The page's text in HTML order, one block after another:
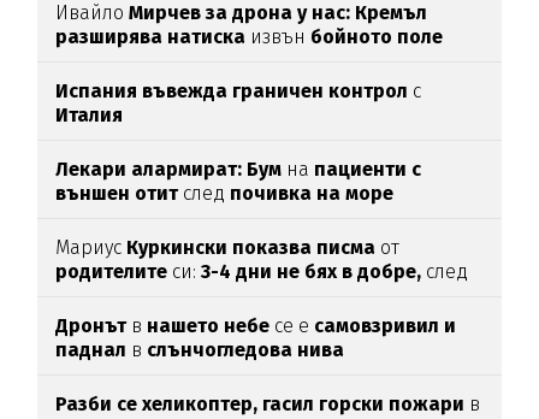
ИвайлоМирчев за дрона у нас: Кремъл
разширява натиска извън бойното поле
Испания въвежда граничен контрол с
Италия
Лекари алармират: Бум на пациенти с
външен отитслед почивка на море
Мариус Куркински показва писма от
родителите си:3-4 дни не бях в добре, след
Дронътв нашето небе се е самовзривил и
паднал в слънчогледова нива
Разби се хеликоптер, гасил горски пожари в